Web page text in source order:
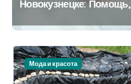
Новокузнецке: Помощь,
Мода и красота